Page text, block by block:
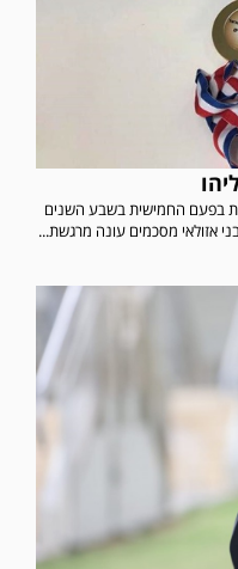
בפעם החמישית בשבע השנים
אזולאי מסכמים עונה מרגשת...